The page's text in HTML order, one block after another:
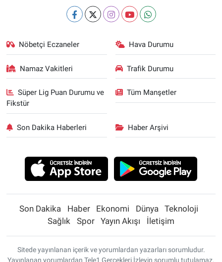
Nöbetçi Eczaneler Hava Durumu
Namaz Vakitleri Trafik Durumu
Süper Lig Puan Durumu ve
Fikstür
Tüm Manşetler
Son Dakika Haberleri Haber Arşivi
Son Dakika Haber Ekonomi Dünya
Teknoloji
Sağlık
Spor Yayın Akışı İletişim
Sitede yayınlanan içerik ve yorumlardan yazarları sorumludur.
Yayınlanan yorumlardan Tele1 Gerçekleri İzleyin sorumlu tutulamaz.